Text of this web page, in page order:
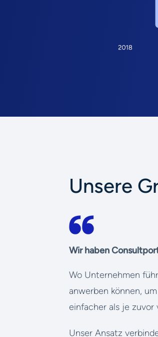
Unsere
Wir haben
Wo Unternehmen
anwerben können,
einfacher als je zuvor
Unser Ansatz